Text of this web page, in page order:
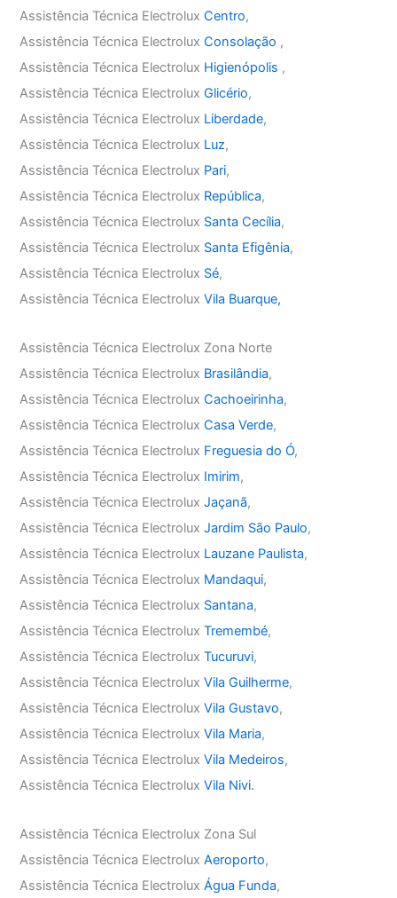
Assistência Técnica ElectroluxCentro,
Assistência Técnica ElectroluxConsolação ,
Assistência Técnica Electrolux Higienópolis ,
Assistência Técnica ElectroluxGlicério,
Assistência Técnica Electrolux Liberdade,
Assistência Técnica Electrolux Luz,
Assistência Técnica Electrolux Pari,
Assistência Técnica Electrolux República,
Assistência Técnica Electrolux Santa Cecília,
Assistência Técnica Electrolux Santa Efigênia,
Assistência Técnica Electrolux Sé,
Assistência Técnica ElectroluxVila Buarque,
Assistência Técnica Electrolux Zona Norte
Assistência Técnica Electrolux Brasilândia,
Assistência Técnica ElectroluxCachoeirinha,
Assistência Técnica ElectroluxCasa Verde,
Assistência Técnica Electrolux Freguesia do Ó,
Assistência Técnica Electrolux Imirim,
Assistência Técnica ElectroluxJaçanã,
Assistência Técnica ElectroluxJardim São Paulo,
Assistência Técnica Electrolux Lauzane Paulista,
Assistência Técnica Electrolux Mandaqui,
Assistência Técnica Electrolux Santana,
Assistência Técnica ElectroluxTremembé,
Assistência Técnica ElectroluxTucuruvi,
Assistência Técnica ElectroluxVila Guilherme,
Assistência Técnica ElectroluxVila Gustavo,
Assistência Técnica ElectroluxVila Maria,
Assistência Técnica ElectroluxVila Medeiros,
Assistência Técnica ElectroluxVila Nivi.
Assistência Técnica Electrolux Zona Sul
Assistência Técnica ElectroluxAeroporto,
Assistência Técnica ElectroluxÁgua Funda,